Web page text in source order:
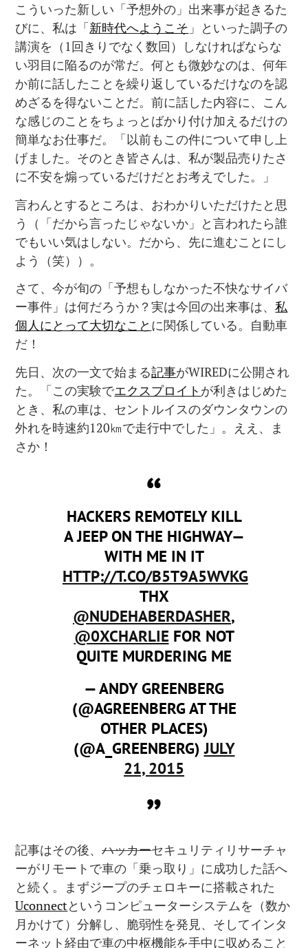
こういった新しい「予想外の」出来事が起きるた
びに、私は「新時代へようこそ 」といった調子の
講演を（ 1回きりでなく数回）しなければならな
い羽目に陥るのが常だ。何とも微妙なのは、何年
か前に話したことを繰り返しているだけなのを認
めざるを得ないことだ。前に話した内容に、こん
な感じのことをちょっとばかり付け加えるだけの
簡単なお仕事だ。「以前もこの件について申し上
げました。そのとき皆さんは、私が製品売りたさ
に不安を煽っているだけだとお考えでした。」
言わんとするところは、おわかりいただけたと思
う（「だから言ったじゃないか」と言われたら誰
でもいい気はしない。だから、先に進むことにし
よう（笑））。
さて、今が旬の「予想もしなかった不快なサイバ
ー事件」は何だろうか？実は今回の出来事は、私
個人にとって大切なこと に関係している。自動車
だ！
先日、次の一文で始まる記事がWIREDに公開され
た。「この実験でエクスプロイト が利きはじめた
とき、私の車は、セントルイスのダウンタウンの
外れを時速約120㎞で走行中でした」。ええ、ま
さか！
HACKERS REMOTELY KILL
A JEEP ON THE HIGHWAY—
WITH ME IN IT
HTTP://T.CO/B5T9A5WVKG
THX
@NUDEHABERDASHER,
@0XCHARLIE FOR NOT
QUITE MURDERING ME
— ANDY GREENBERG
(@AGREENBERG AT THE
OTHER PLACES)
(@A_GREENBERG)JULY
21, 2015
記事はその後、ハッカーセキュリティリサーチャ
ーがリモートで車の「乗っ取り」に成功した話へ
と続く。まずジープのチェロキーに搭載された
Uconnectというコンピューターシステムを（数か
月かけて）分解し、脆弱性を発見、そしてインタ
ーネット経由で車の中枢機能を手中に収めること